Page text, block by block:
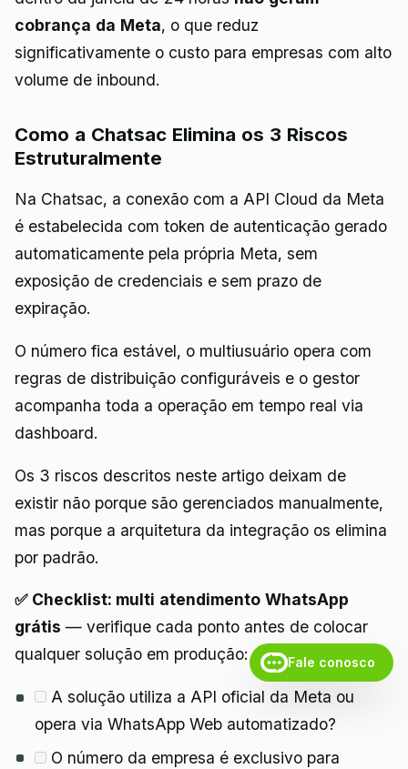
cobrança da Meta, o que reduz
significativamente o custo para empresas com alto
volume de inbound.
Como a Chatsac Elimina os 3 Riscos
Estruturalmente
Na Chatsac, a conexão com a API Cloud da Meta
é estabelecida com token de autenticação gerado
automaticamente pela própria Meta, sem
exposição de credenciais e sem prazo de
expiração.
O número fica estável, o multiusuário opera com
regras de distribuição configuráveis e o gestor
acompanha toda a operação em tempo real via
dashboard.
Os 3 riscos descritos neste artigo deixam de
existir não porque são gerenciados manualmente,
mas porque a arquitetura da integração os elimina
por padrão.
✅ Checklist: multi atendimento WhatsApp
grátis — verifique cada ponto antes de colocar
qualquer solução em produção:
A solução utiliza a API oficial da Meta ou
opera via WhatsApp Web automatizado?
O número da empresa é exclusivo para
Fale conosco